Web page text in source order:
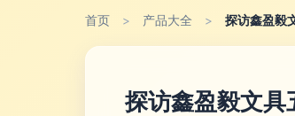
首页 > 产品大全 > 探访鑫盈毅
探访鑫盈毅文具